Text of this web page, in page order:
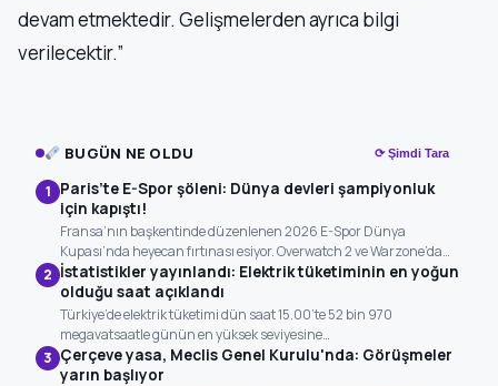
devam etmektedir. Gelişmelerden ayrıca bilgi
verilecektir.”
BUGÜN NE OLDU ⟳ Şimdi Tara
1 Paris’te E-Spor şöleni: Dünya devleri şampiyonluk
için kapıştı!
Fransa’nın başkentinde düzenlenen 2026 E-Spor Dünya
Kupası’nda heyecan fırtınası esiyor. Overwatch 2 ve Warzone’da…
2 İstatistikler yayınlandı: Elektrik tüketiminin en yoğun
olduğu saat açıklandı
Türkiye’de elektrik tüketimi dün saat 15.00’te 52 bin 970
megavatsaatle günün en yüksek seviyesine…
3 Çerçeve yasa, Meclis Genel Kurulu'nda: Görüşmeler
yarın başlıyor